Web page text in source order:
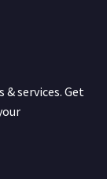
services. Get